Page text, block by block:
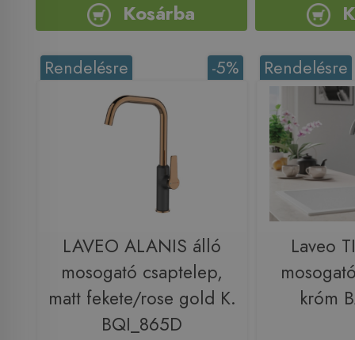
Kosárba
-5%
Rendelésre
LAVEO ALANIS álló
mosogató csaptelep,
matt fekete/rose gold K.
BQI_865D
Rendelésre
Laveo
króm